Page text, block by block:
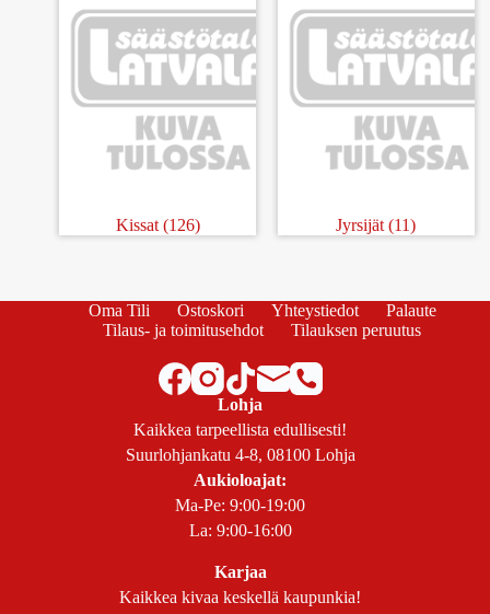
Kissat (126) Jyrsijät(11)
Oma Tili Ostoskori Yhteystiedot
Palaute
Tilaus- ja toimitusehdot
Tilauksen peruutus
Lohja
Kaikkea tarpeellista edullisesti!
Suurlohjankatu 4-8, 08100 Lohja
Aukioloajat:
Ma-Pe: 9:00-19:00
La: 9:00-16:00
Karjaa
Kaikkea kivaa keskellä kaupunkia!